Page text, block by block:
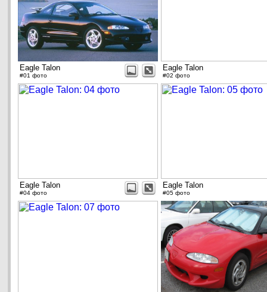
Eagle Talon
#01 фото
Eagle Talon
#02 фото
Eagle Talon
#04 фото
Eagle Talon
#05 фото